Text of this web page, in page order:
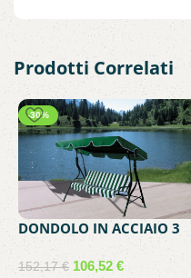
Prodotti Correlati
-30%
DONDOLO IN ACCIAIO 3
POSTI VERDE
152,17€ 106,52 €